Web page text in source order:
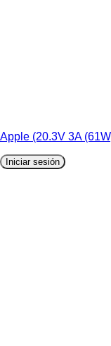
Apple (20.3V 3A
Iniciar sesión